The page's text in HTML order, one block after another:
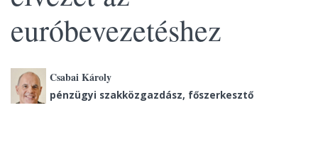
euróbevezetéshez
Csabai Károly
pénzügyi szakközgazdász, főszerkesztő